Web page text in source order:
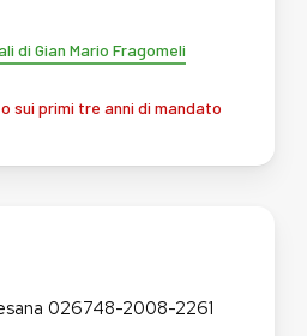
di Gian Mario Fragomeli
sui primi tre anni di mandato
026748-2008-2261